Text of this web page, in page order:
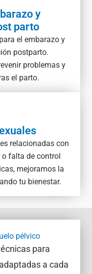
y
parto
el embarazo y
postparto.
problemas y
el parto.
relacionadas con
falta de control
mejoramos la
tu bienestar.
pélvico
para
a cada